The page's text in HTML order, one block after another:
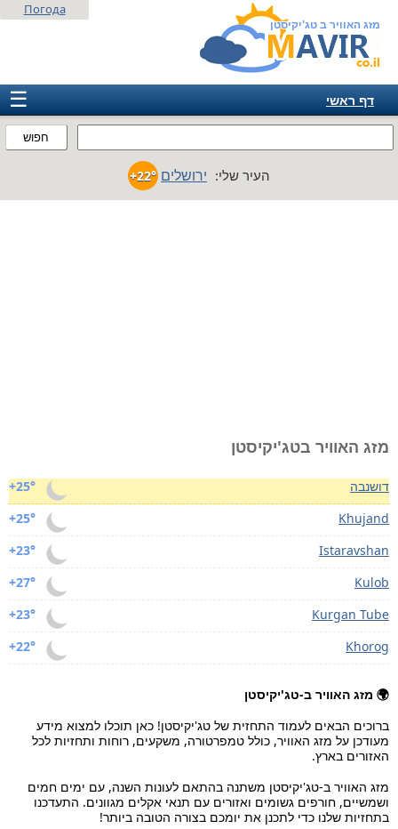
מזג האוויר ב טג'יקיסטן
חפוש
Погода
☰
דף ראשי
אמריקה
העיר שלי: ירושלים +22°
מזג האוויר בטג'יקיסטן
+25°
דושנבה
+25°
Khujand
+23°
Istaravshan
+27°
Kulob
+23°
Kurgan Tube
+22°
Khorog
🌍 מזג האוויר ב-טג'יקיסטן
ברוכים הבאים לעמוד התחזית של טג'יקיסטן! כאן תוכלו למצוא מידע
מעודכן על מזג האוויר, כולל טמפרטורה, משקעים, רוחות ותחזיות לכל
האזורים בארץ.
מזג האוויר ב-טג'יקיסטן משתנה בהתאם לעונות השנה, עם ימים חמים
ושמשיים, חורפים גשומים ואזורים עם תנאי אקלים מגוונים. התעדכנו
בתחזיות שלנו כדי לתכנן את יומכם בצורה הטובה ביותר!